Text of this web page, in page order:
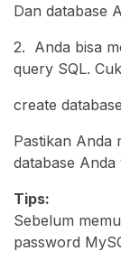
Dan database
2. Anda bisa
query SQL.
create
Pastikan Anda
database
Tips:
Sebelum
password